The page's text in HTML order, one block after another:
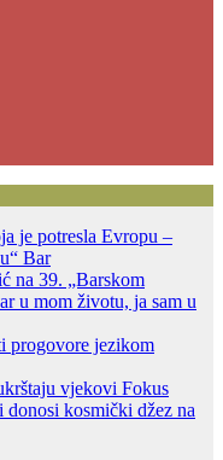
je potresla Evropu –
Bar
na 39. „Barskom
u mom životu, ja sam u
progovore jezikom
vjekovi Fokus
kosmički džez na